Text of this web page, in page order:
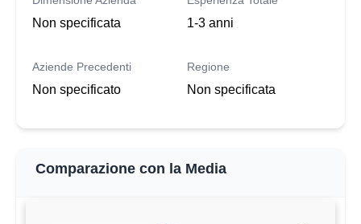
Non specificata 1-3 anni
Aziende Precedenti
Non specificato
Regione
Non specificata
Comparazione con la Media